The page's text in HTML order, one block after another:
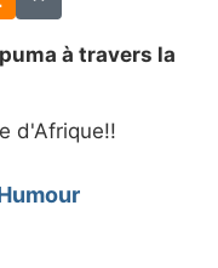
à travers la
d'Afrique!!